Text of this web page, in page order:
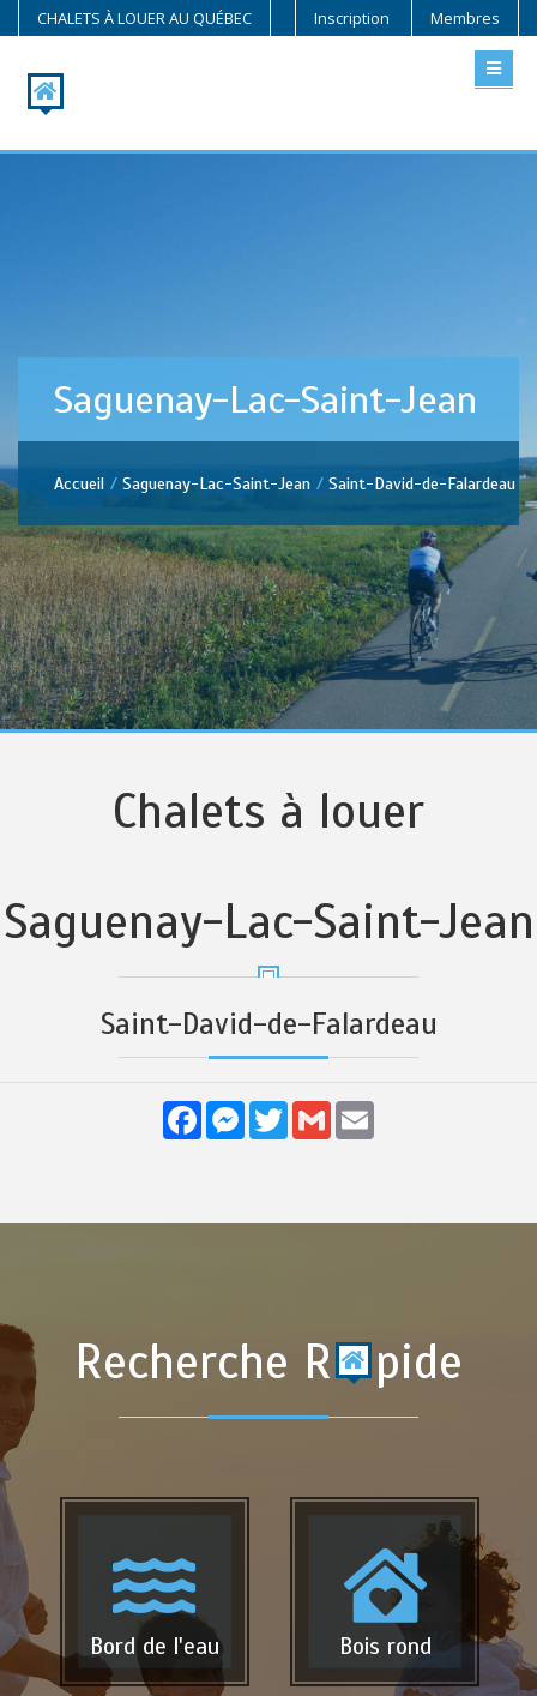
CHALETS À LOUER AU QUÉBEC Inscription Membres
Saguenay-Lac-Saint-Jean
Accueil Saguenay-Lac-Saint-Jean Saint-David-de-Falardeau
Chalets à louer
Saguenay-Lac-Saint-Jean
Saint-David-de-Falardeau
FacebookMessenger
TwitterGmail
Recherche R pide
Bord de l'eau Bois rond